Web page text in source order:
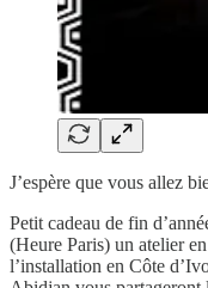
J’espère que vous allez
Petit cadeau de fin
(Heure Paris) un atelier
l’installation en Côte